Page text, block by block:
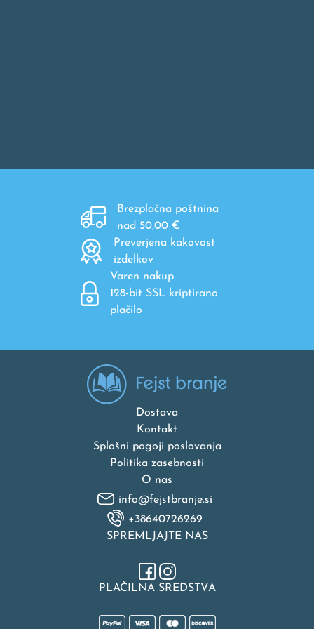
Brezplačna poštnina
nad 50,00 €
Preverjena kakovost
izdelkov
Varen nakup
128-bit SSL kriptirano
plačilo
Dostava
Kontakt
Splošni pogoji poslovanja
Politika zasebnosti
O nas
info@fejstbranje.si
+38640726269
SPREMLJAJTE NAS
PLAČILNA SREDSTVA